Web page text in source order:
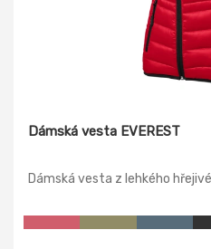
Dámská vesta EVEREST
Dámská vesta z lehkého